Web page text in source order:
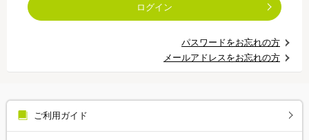
ログイン
パスワードをお忘れの方
メールアドレスをお忘れの方
ご利用ガイド